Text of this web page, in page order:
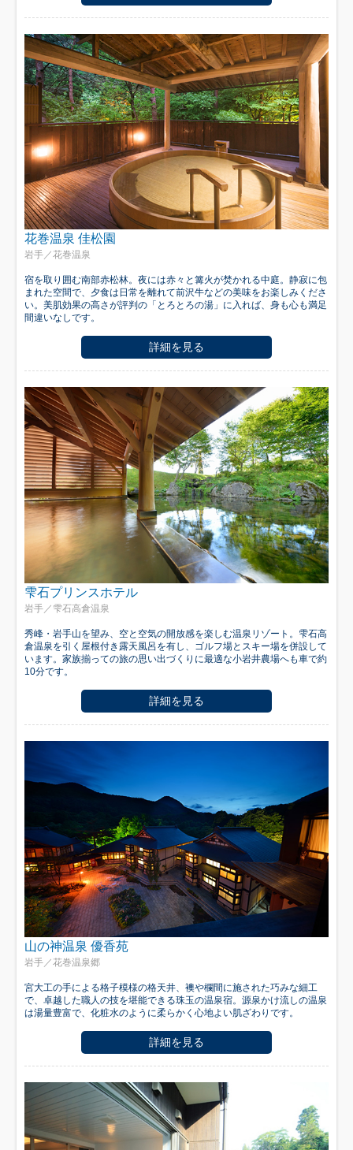
花巻温泉 佳松園
岩手／花巻温泉
宿を取り囲む南部赤松林。夜には赤々と篝火が焚かれる中庭。静寂に包
まれた空間で、夕食は日常を離れて前沢牛などの美味をお楽しみくださ
い。美肌効果の高さが評判の「とろとろの湯」に入れば、身も心も満足
間違いなしです。
詳細を見る
雫石プリンスホテル
岩手／雫石高倉温泉
秀峰・岩手山を望み、空と空気の開放感を楽しむ温泉リゾート。雫石高
倉温泉を引く屋根付き露天風呂を有し、ゴルフ場とスキー場を併設して
います。家族揃っての旅の思い出づくりに最適な小岩井農場へも車で約
10分です。
詳細を見る
山の神温泉 優香苑
岩手／花巻温泉郷
宮大工の手による格子模様の格天井、襖や欄間に施された巧みな細工
で、卓越した職人の技を堪能できる珠玉の温泉宿。源泉かけ流しの温泉
は湯量豊富で、化粧水のように柔らかく心地よい肌ざわりです。
詳細を見る